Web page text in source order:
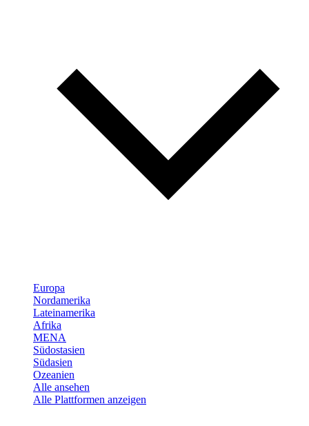
Europa
Nordamerika
Lateinamerika
Afrika
MENA
Südostasien
Südasien
Ozeanien
Alle ansehen
Alle Plattformen anzeigen